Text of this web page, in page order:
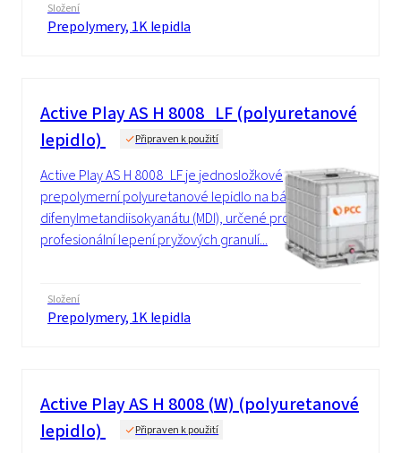
Složení
Prepolymery, 1K lepidla
Active Play AS H 8008_LF (polyuretanové
lepidlo)
Připraven k použití
Active Play AS H 8008_LF je jednosložkové
prepolymerní polyuretanové lepidlo na bázi
difenylmetandiisokyanátu (MDI), určené pro
profesionální lepení pryžových granulí...
Složení
Prepolymery, 1K lepidla
Active Play AS H 8008 (W) (polyuretanové
lepidlo)
Připraven k použití